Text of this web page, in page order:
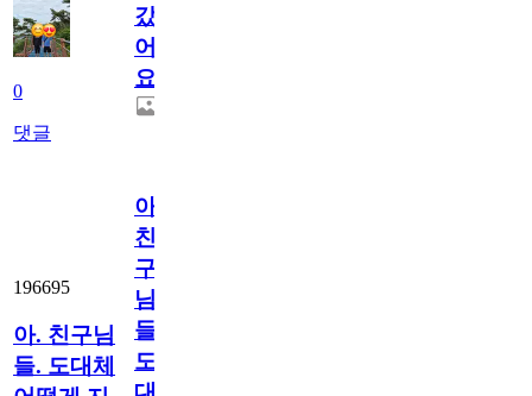
0
댓글
갔
어
요.
196695
아. 친구님
들. 도대체
아.
친
구
님
들.
도